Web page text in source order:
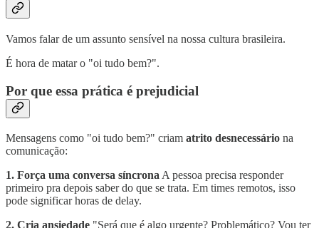
Vamos falar de um assunto sensível na nossa cultura brasileira.
É hora de matar o "oi tudo bem?".
Por que essa prática é prejudicial
Mensagens como "oi tudo bem?" criam atrito desnecessário na
comunicação:
1. Força uma conversa síncrona A pessoa precisa responder
primeiro pra depois saber do que se trata. Em times remotos, isso
pode significar horas de delay.
2. Cria ansiedade "Será que é algo urgente? Problemático? Vou ter